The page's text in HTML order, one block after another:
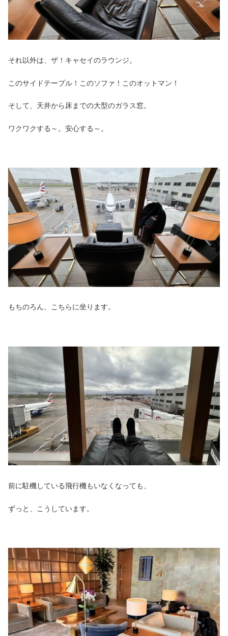
それ以外は、ザ！キャセイのラウンジ。
このサイドテーブル！このソファ！このオットマン！
そして、天井から床までの大型のガラス窓。
ワクワクする～。安心する～。
もちのろん、こちらに坐ります。
前に駐機している飛行機もいなくなっても、
ずっと、こうしています。